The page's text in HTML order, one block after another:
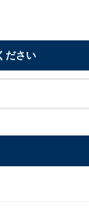
ださい